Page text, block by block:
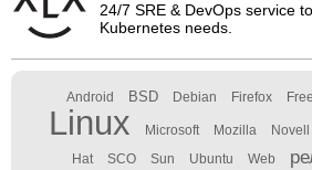
24/7 SRE & DevOps service
Kubernetes needs.
Android BSD Debian Firefox
Linux Microsoft Mozilla Novell
Hat SCO Sun Ubuntu Web